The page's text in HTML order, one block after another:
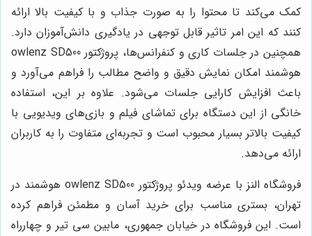
کمک می‌کند تا محتوا را به صورت جذاب و با کیفیت بالا ارائه
کنند که این امر تاثیر قابل توجهی در یادگیری دانش‌آموزان دارد.
همچنین در جلسات کاری و کنفرانس‌ها، پروژکتور owlenz SD500
هوشمند امکان نمایش دقیق و واضح مطالب را فراهم می‌آورد و
باعث افزایش کارایی جلسات می‌شود. علاوه بر این، استفاده
خانگی از این دستگاه برای تماشای فیلم و بازی‌های ویدیویی با
کیفیت بالاتر بسیار محبوب است و تجربه‌ای متفاوت را به کاربران
ارائه می‌دهد.
فروشگاه النز با عرضه ویدئو پروژکتور owlenz SD500 هوشمند در
تهران، بستری مناسب برای خرید آسان و مطمئن فراهم کرده
است. این فروشگاه در خیابان جمهوری، مابین سی تیر و چهارراه